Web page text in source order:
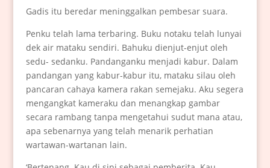
Gadis itu beredar meninggalkan pembesar suara.
Penku telah lama terbaring. Buku notaku telah lunyai
dek air mataku sendiri. Bahuku dienjut-enjut oleh
sedu- sedanku. Pandanganku menjadi kabur. Dalam
pandangan yang kabur-kabur itu, mataku silau oleh
pancaran cahaya kamera rakan semejaku. Aku segera
mengangkat kameraku dan menangkap gambar
secara rambang tanpa mengetahui sudut mana atau,
apa sebenarnya yang telah menarik perhatian
wartawan-wartanan lain.